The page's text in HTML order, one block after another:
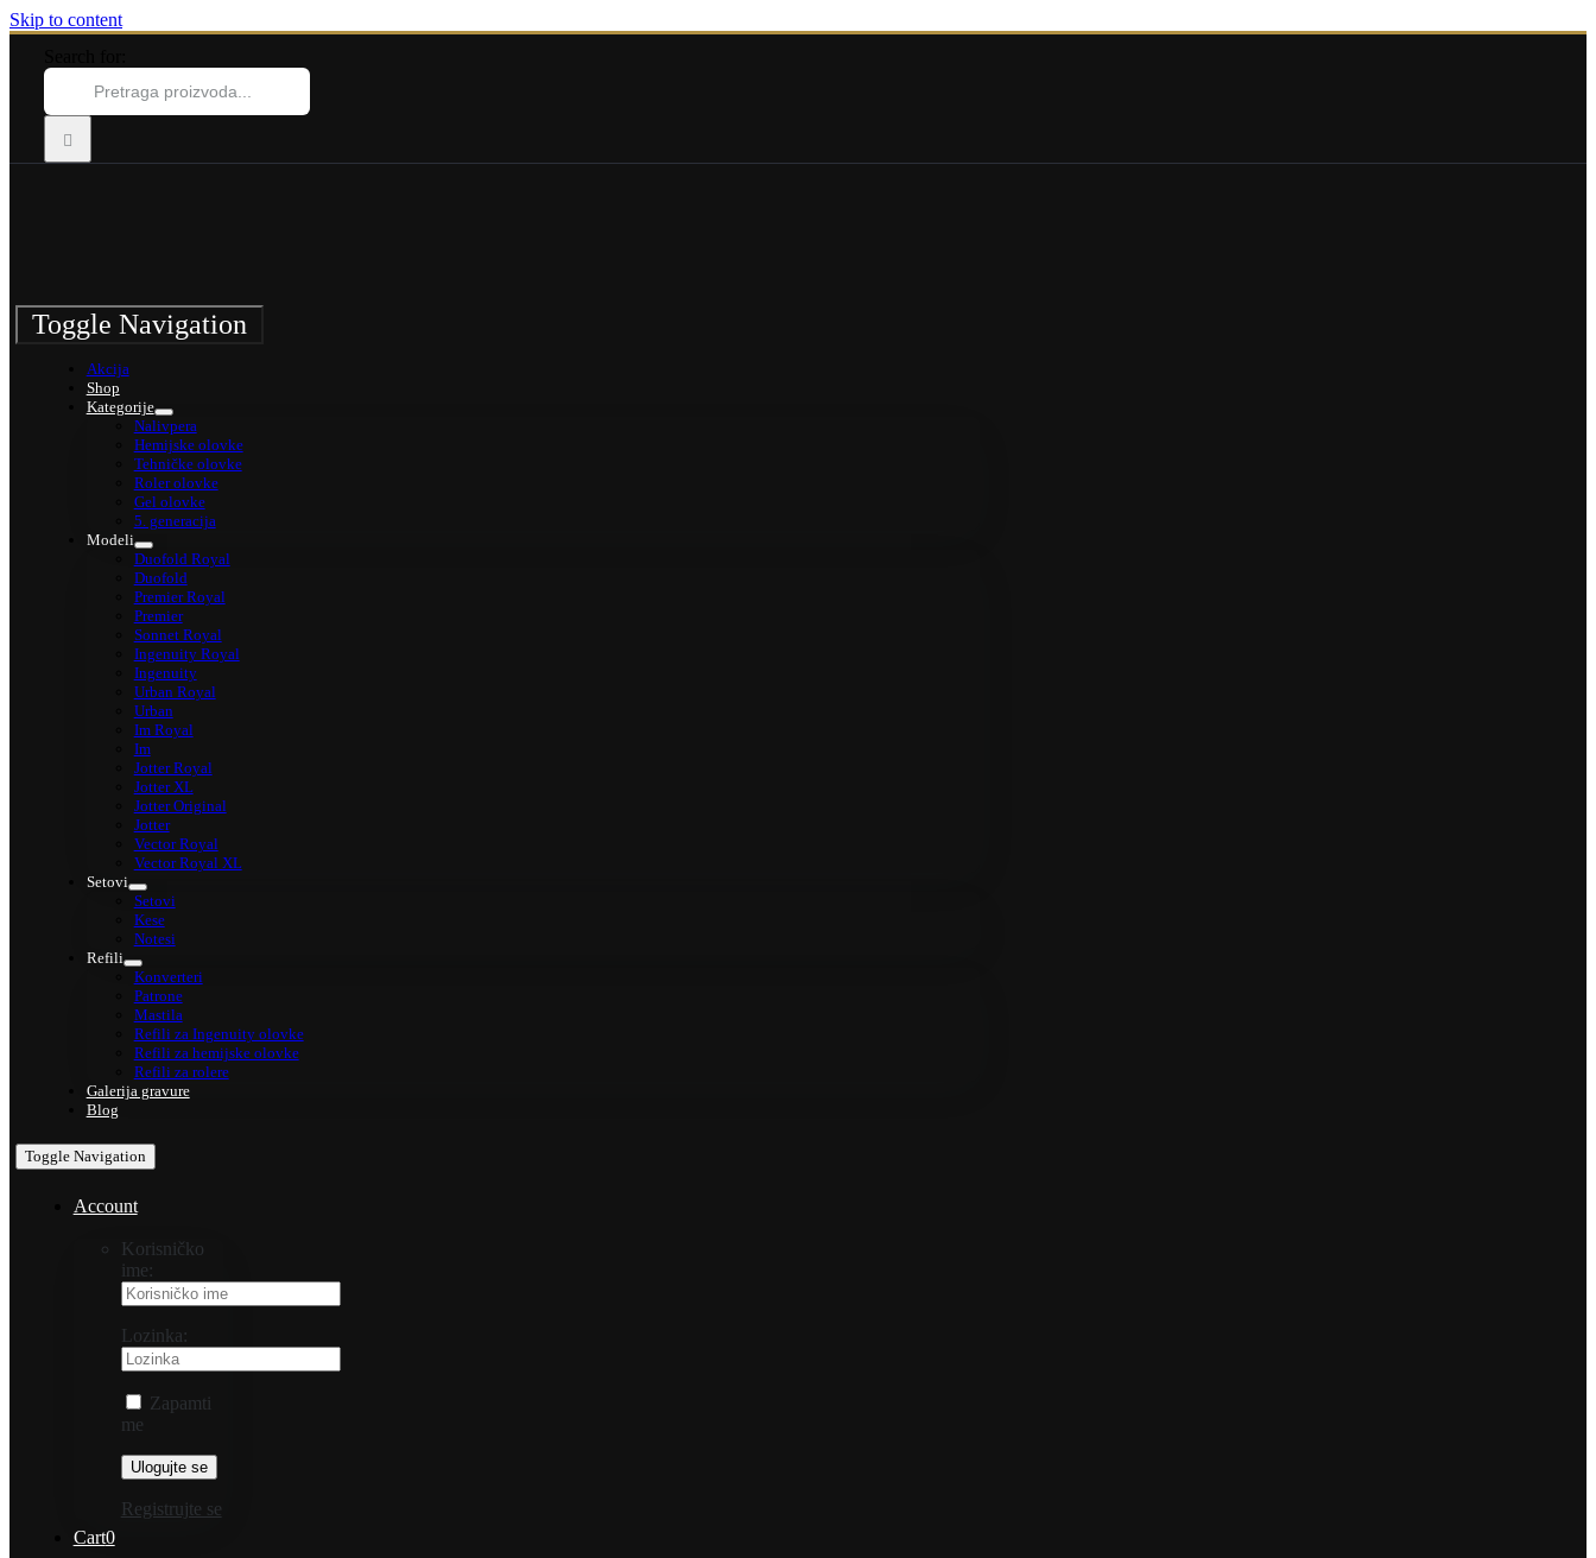
Skip to content
Toggle Navigation
Akcija
Shop
Kategorije
Nalivpera
Hemijske olovke
Tehničke olovke
Roler olovke
Gel olovke
5. generacija
Modeli
Duofold Royal
Duofold
Premier Royal
Premier
Sonnet Royal
Ingenuity Royal
Ingenuity
Urban Royal
Urban
Im Royal
Im
Jotter Royal
Jotter XL
Jotter Original
Jotter
Vector Royal
Vector Royal XL
Setovi
Setovi
Kese
Notesi
Refili
Konverteri
Patrone
Mastila
Refili za Ingenuity olovke
Refili za hemijske olovke
Refili za rolere
Galerija gravure
Blog
Toggle Navigation
Account
Korisničko
ime:
Lozinka:
Zapamti
me
Registrujte se
Cart0